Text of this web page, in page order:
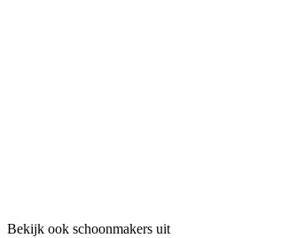
Bekijk ook schoonmakers uit